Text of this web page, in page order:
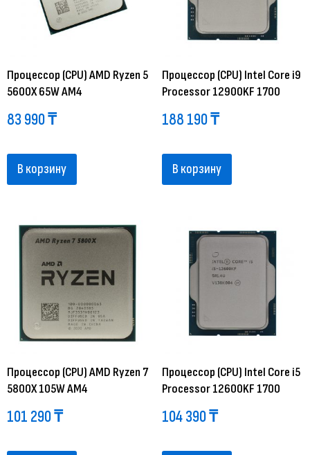
Процессор (CPU) AMD Ryzen 5
5600X 65W AM4
83 990₸
В корзину
Процессор (CPU) Intel Core i9
Processor 12900KF 1700
188 190₸
В корзину
Процессор (CPU) AMD Ryzen 7
5800X 105W AM4
101 290₸
Процессор (CPU) Intel Core i5
Processor 12600KF 1700
104 390₸